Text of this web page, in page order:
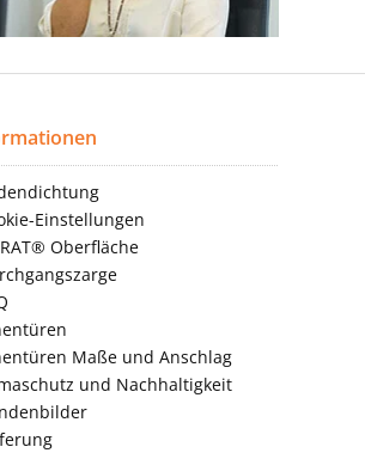
Einstellungen
Oberfläche
Maße und Anschlag
und Nachhaltigkeit